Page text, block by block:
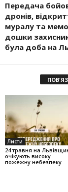
Передача
дронів,
муралу та
дошки
була доба на
Листи
24 травня на
очікують високу
пожежну небезпеку